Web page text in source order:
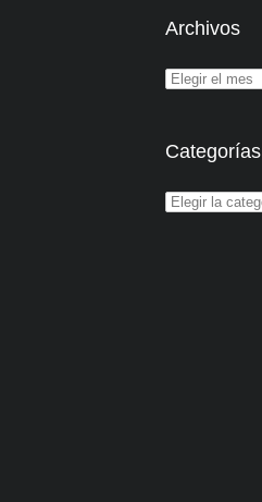
Archivos
Categorías